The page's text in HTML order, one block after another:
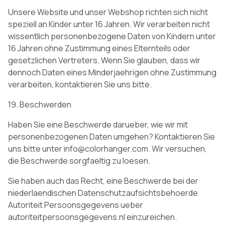
Unsere Website und unser Webshop richten sich nicht
speziell an Kinder unter 16 Jahren. Wir verarbeiten nicht
wissentlich personenbezogene Daten von Kindern unter
16 Jahren ohne Zustimmung eines Elternteils oder
gesetzlichen Vertreters. Wenn Sie glauben, dass wir
dennoch Daten eines Minderjaehrigen ohne Zustimmung
verarbeiten, kontaktieren Sie uns bitte.
19. Beschwerden
Haben Sie eine Beschwerde darueber, wie wir mit
personenbezogenen Daten umgehen? Kontaktieren Sie
uns bitte unter info@colorhanger.com. Wir versuchen,
die Beschwerde sorgfaeltig zu loesen.
Sie haben auch das Recht, eine Beschwerde bei der
niederlaendischen Datenschutzaufsichtsbehoerde
Autoriteit Persoonsgegevens ueber
autoriteitpersoonsgegevens.nl einzureichen.